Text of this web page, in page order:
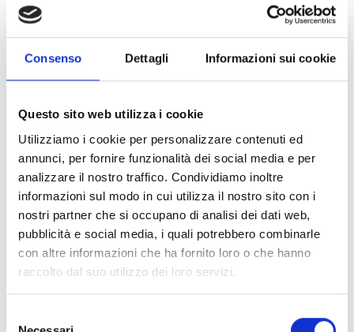
Consenso Dettagli Informazioni sui cookie
Questo sito web utilizza i cookie
Utilizziamo i cookie per personalizzare contenuti ed
annunci, per fornire funzionalità dei social media e per
analizzare il nostro traffico. Condividiamo inoltre
informazioni sul modo in cui utilizza il nostro sito con i
nostri partner che si occupano di analisi dei dati web,
pubblicità e social media, i quali potrebbero combinarle
con altre informazioni che ha fornito loro o che hanno
raccolto dal suo utilizzo dei loro servizi.
competente;
non abbiano, per statuto, finalità̀ di lucro. Il requisito è
Registro Unico del Terzo Settore. Nelle more
dell’emanazione di specifiche indicazioni per
inoltre, le organizzazioni iscritte al registro delle ONLUS.
Per gli altri enti privati, l’assenza di finalità̀ lucrative
deve essere sancita con:
il divieto di distribuire, anche in modo indiretto, utili ed
avanzi di gestione, fondi e riserve comunque
denominate a fondatori, associati, lavoratori e
collaboratori, amministratori ed altri componenti degli
organi sociali, anche nel caso di recesso o di ogni altra
ipotesi di scioglimento individuale del rapporto
associativo;